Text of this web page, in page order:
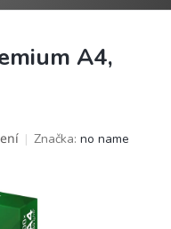
A4,
Značka: no name